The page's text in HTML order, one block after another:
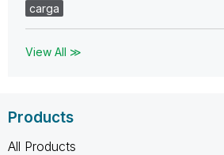
carga
View All ≫
Products
All Products